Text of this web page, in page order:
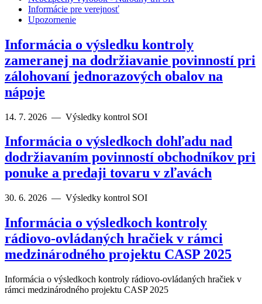
Informácie pre verejnosť
Upozornenie
Informácia o výsledku kontroly
zameranej na dodržiavanie povinností pri
zálohovaní jednorazových obalov na
nápoje
14. 7. 2026 — Výsledky kontrol SOI
Informácia o výsledkoch dohľadu nad
dodržiavaním povinností obchodníkov pri
ponuke a predaji tovaru v zľavách
30. 6. 2026 — Výsledky kontrol SOI
Informácia o výsledkoch kontroly
rádiovo-ovládaných hračiek v rámci
medzinárodného projektu CASP 2025
Informácia o výsledkoch kontroly rádiovo-ovládaných hračiek v
rámci medzinárodného projektu CASP 2025